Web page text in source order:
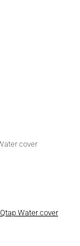
cover